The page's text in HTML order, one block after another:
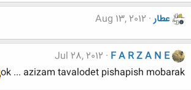
عطار Aug 13, 2012
F A R Z A N E
Jul 28, 2012
ok ... azizam tavalodet pishapish mobarak